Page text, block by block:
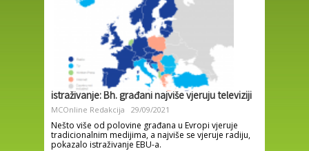
istraživanje: Bh. građani najviše vjeruju televiziji
MCOnline Redakcija 29/09/2021
Nešto više od polovine građana u Evropi vjeruje
tradicionalnim medijima, a najviše se vjeruje radiju,
pokazalo istraživanje EBU-a.